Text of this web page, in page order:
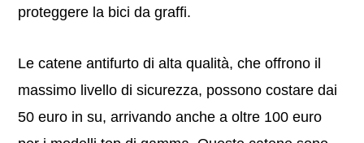
proteggere la bici da graffi.
Le catene antifurto di alta qualità, che offrono il
massimo livello di sicurezza, possono costare dai
50 euro in su, arrivando anche a oltre 100 euro